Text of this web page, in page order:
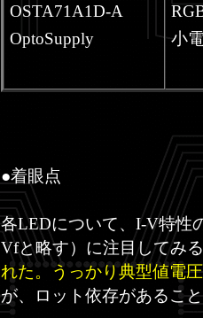
OSTA71A1D-A
OptoSupply
小
●着眼点
各LEDについて、I-V特性
Vfと略す）に注目してみる
れた。うっかり典型値電
が、ロット依存があるこ